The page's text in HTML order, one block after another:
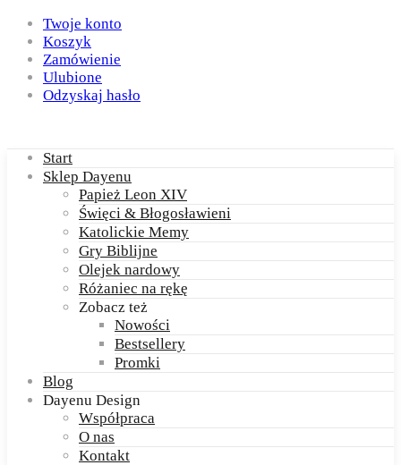
Twoje konto
Koszyk
Zamówienie
Ulubione
Odzyskaj hasło
Start
Sklep Dayenu
Papież Leon XIV
Święci & Błogosławieni
Katolickie Memy
Gry Biblijne
Olejek nardowy
Różaniec na rękę
Zobacz też
Nowości
Bestsellery
Promki
Blog
Dayenu Design
Współpraca
O nas
Kontakt